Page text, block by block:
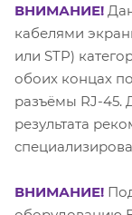
ВНИМАНИЕ!
кабелями
или STP)
обоих концах
разъёмы RJ-45.
результата
ВНИМАНИЕ!